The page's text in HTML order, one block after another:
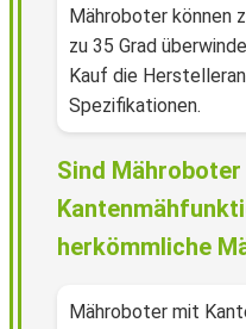
Mähroboter können
zu 35 Grad
Kauf die
Spezifikationen.
Sind
herkömmliche
Mähroboter mit